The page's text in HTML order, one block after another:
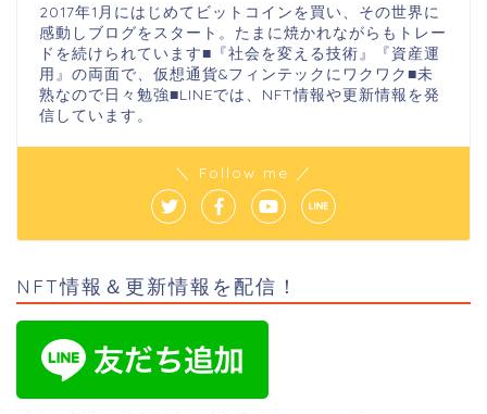
2017年1月にはじめてビットコインを買い、その世界に
感動しブログをスタート。たまに焼かれながらもトレー
ドを続けられています■『社会を変える技術』『資産運
用』の両面で、仮想通貨&フィンテックにワクワク■未
熟なので日々勉強■LINEでは、NFT情報や更新情報を発
信しています。
＼ Follow me ／
NFT情報＆更新情報を配信！